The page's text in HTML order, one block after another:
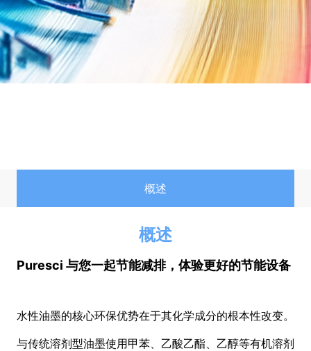
概述
概述
Puresci 与您一起节能减排，体验更好的节能设备
水性油墨的核心环保优势在于其化学成分的根本性改变。
与传统溶剂型油墨使用甲苯、乙酸乙酯、乙醇等有机溶剂